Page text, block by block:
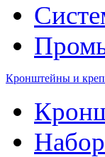
Кронштейны и